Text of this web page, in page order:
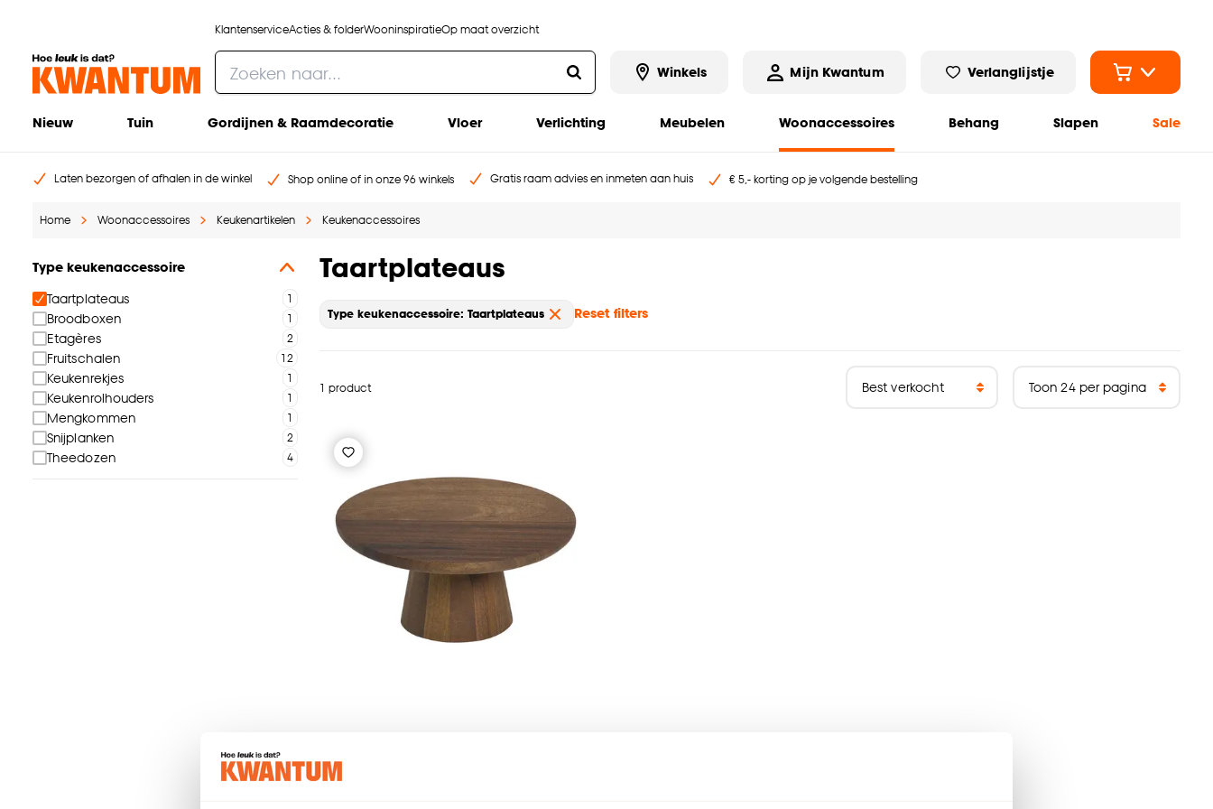
KlantenserviceActies & folderWooninspiratieOp maat overzicht
Winkels Mijn Kwantum Verlanglijstje
Nieuw Tuin Gordijnen & Raamdecoratie Vloer Verlichting Meubelen Woonaccessoires Behang Slapen Sale
Laten bezorgen of afhalen in de winkel Shop online of in onze 96 winkels Gratis raam advies en inmeten aan huis € 5,- korting op je volgende bestelling
Home Woonaccessoires Keukenartikelen Keukenaccessoires
Type keukenaccessoire
Taartplateaus
Broodboxen
Etagères
Fruitschalen
Keukenrekjes
Keukenrolhouders
Mengkommen
Snijplanken
Theedozen
Taartplateaus
Type keukenaccessoire: Taartplateaus Reset filters
1 product
Taartplateau Bruin Walnoot